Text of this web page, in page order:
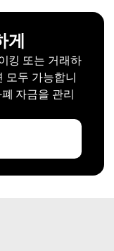
게
킹 또는 거래하
모두 가능합니
자금을 관리